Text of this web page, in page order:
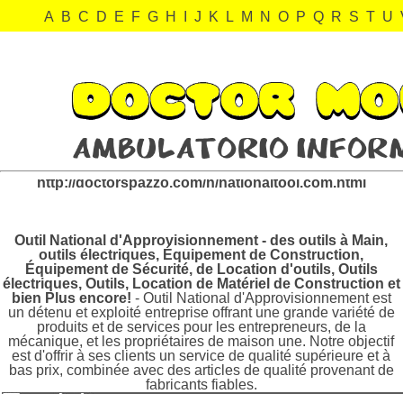
A B C D E F G H J K L M N O P Q R S T U
nationaltool.com Revisión:
http://doctorspazzo.com/n/nationaltool.com.html
Outil National d'Approvisionnement - des outils à Main,
outils électriques, Équipement de Construction,
Équipement de Sécurité, de Location d'outils, Outils
électriques, Outils, Location de Matériel de Construction et
bien Plus encore! - Outil National d'Approvisionnement est
un détenu et exploité entreprise offrant une grande variété de
produits et de services pour les entrepreneurs, de la
mécanique, et les propriétaires de maison une. Notre objectif
est d'offrir à ses clients un service de qualité supérieure et à
bas prix, combinée avec des articles de qualité provenant de
fabricants fiables.